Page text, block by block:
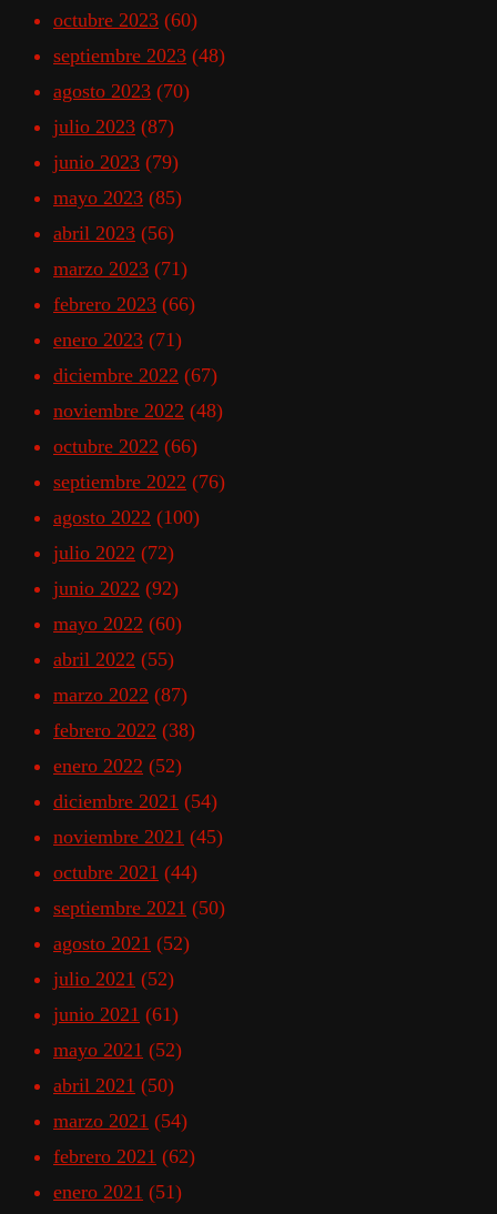
octubre 2023 (60)
septiembre 2023 (48)
agosto 2023 (70)
julio 2023 (87)
junio 2023 (79)
mayo 2023 (85)
abril 2023 (56)
marzo 2023 (71)
febrero 2023 (66)
enero 2023 (71)
diciembre 2022 (67)
noviembre 2022 (48)
octubre 2022 (66)
septiembre 2022 (76)
agosto 2022 (100)
julio 2022 (72)
junio 2022 (92)
mayo 2022 (60)
abril 2022 (55)
marzo 2022 (87)
febrero 2022 (38)
enero 2022 (52)
diciembre 2021 (54)
noviembre 2021 (45)
octubre 2021 (44)
septiembre 2021 (50)
agosto 2021 (52)
julio 2021 (52)
junio 2021 (61)
mayo 2021 (52)
abril 2021 (50)
marzo 2021 (54)
febrero 2021 (62)
enero 2021 (51)